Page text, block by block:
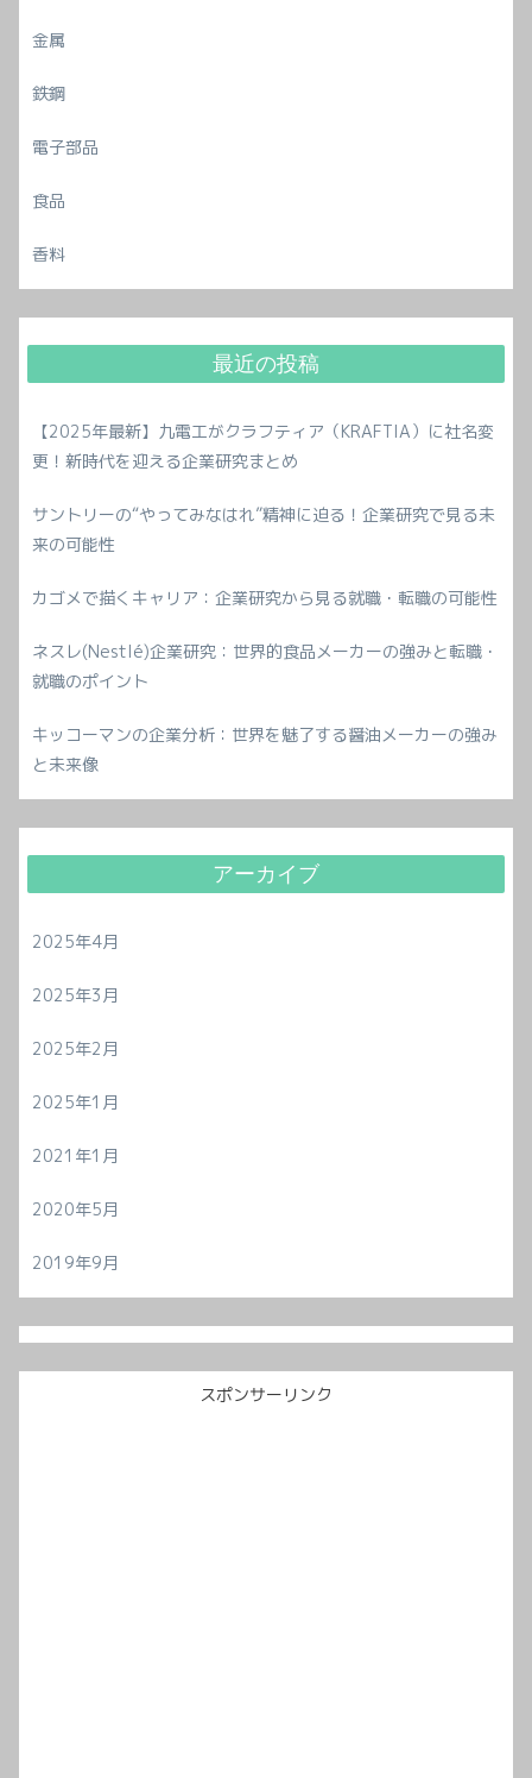
金属
鉄鋼
電子部品
食品
香料
最近の投稿
【2025年最新】九電工がクラフティア（KRAFTIA）に社名変
更！新時代を迎える企業研究まとめ
サントリーの“やってみなはれ”精神に迫る！企業研究で見る未
来の可能性
カゴメで描くキャリア：企業研究から見る就職・転職の可能性
ネスレ(Nestlé)企業研究：世界的食品メーカーの強みと転職・
就職のポイント
キッコーマンの企業分析：世界を魅了する醤油メーカーの強み
と未来像
アーカイブ
2025年4月
2025年3月
2025年2月
2025年1月
2021年1月
2020年5月
2019年9月
スポンサーリンク